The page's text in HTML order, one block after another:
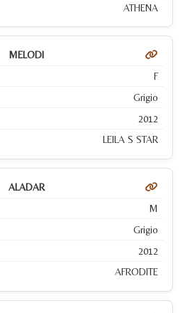
ATHENA
MELODI
F
Grigio
2012
LEILA S STAR
ALADAR
M
Grigio
2012
AFRODITE